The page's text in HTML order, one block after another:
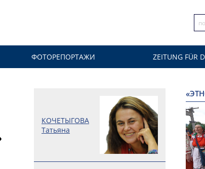
ФОТОРЕПОРТАЖИ ZEITUNG FÜR
КОЧЕТЫГОВА
Татьяна